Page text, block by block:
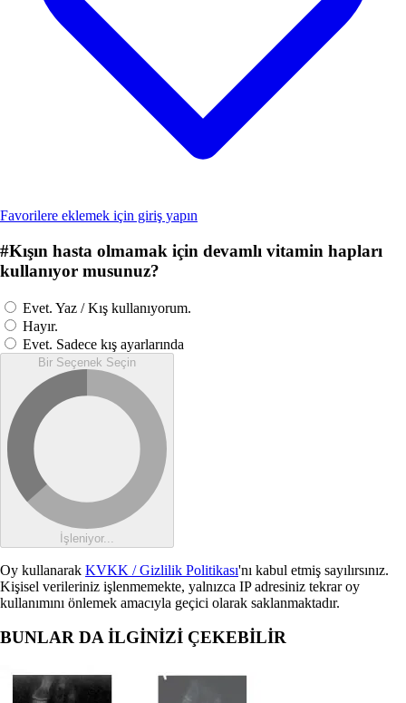
Favorilere eklemek için giriş yapın
#Kışın hasta olmamak için devamlı vitamin hapları
kullanıyor musunuz?
Evet. Yaz / Kış kullanıyorum.
Hayır.
Evet. Sadece kış ayarlarında
Bir Seçenek Seçin
İşleniyor...
Oy kullanarak KVKK / Gizlilik Politikası'nı kabul etmiş sayılırsınız.
Kişisel verileriniz işlenmemekte, yalnızca IP adresiniz tekrar oy
kullanımını önlemek amacıyla geçici olarak saklanmaktadır.
BUNLAR DA İLGİNİZİ ÇEKEBİLİR